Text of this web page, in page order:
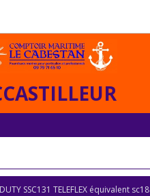
SSC131 TELEFLEX équivalent sc18